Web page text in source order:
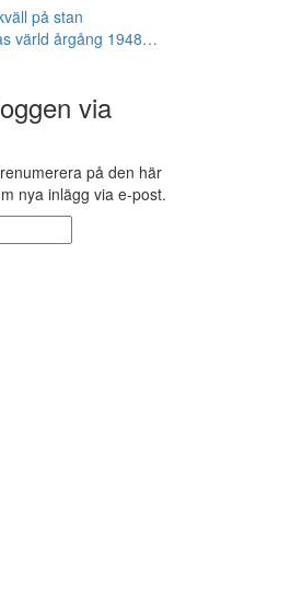
på stan
värld årgång 1948…
via
på den här
nya inlägg via e-post.